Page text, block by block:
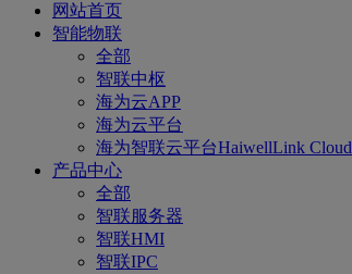
网站首页
智能物联
全部
智联中枢
海为云APP
海为云平台
海为智联云平台HaiwellLink Cloud
产品中心
全部
智联服务器
智联HMI
智联IPC